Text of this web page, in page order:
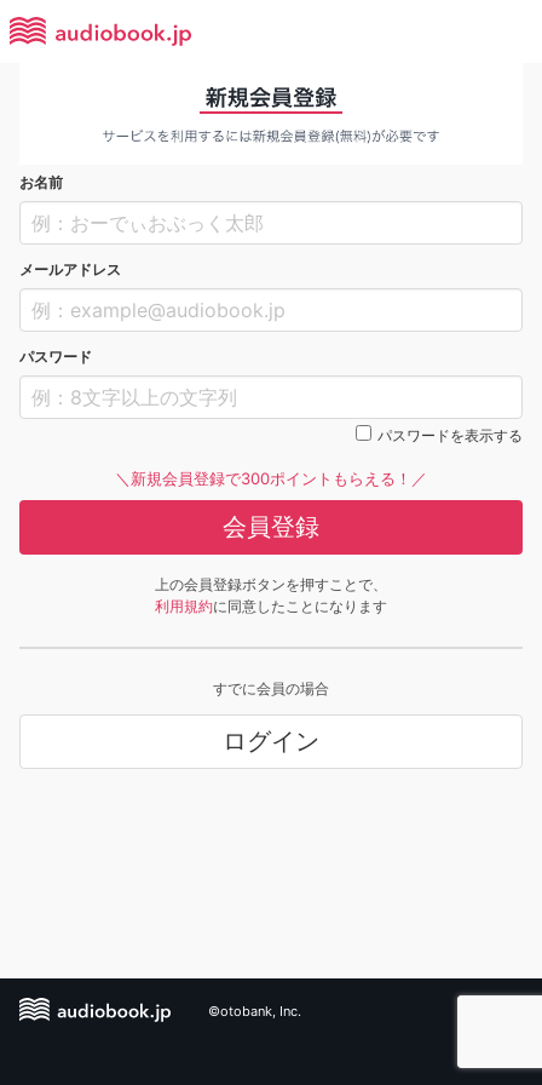
お名前
メールアドレス
パスワード
パスワードを表示する
＼新規会員登録で300ポイントもらえる！／
会員登録
上の会員登録ボタンを押すことで、
利用規約に同意したことになります
すでに会員の場合
ログイン
©otobank, Inc.